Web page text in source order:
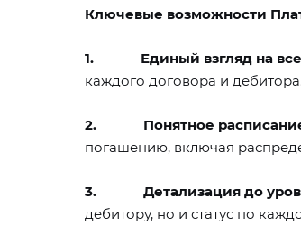
Ключевые возможности
1. Единый взгляд на
каждого договора и
2. Понятное
погашению, включая
3. Детализация до
дебитору, но и статус по